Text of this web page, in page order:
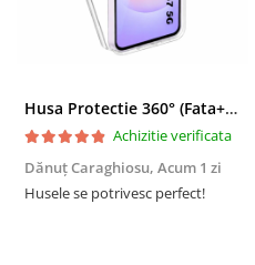
Husa Protectie 360° (Fata+Spate) compatibila Samsung Galaxy A37 5G, Transparanta, Protectie Completa
Achizitie verificata
Dănuț Caraghiosu, Acum 1 zi
Husele se potrivesc perfect!